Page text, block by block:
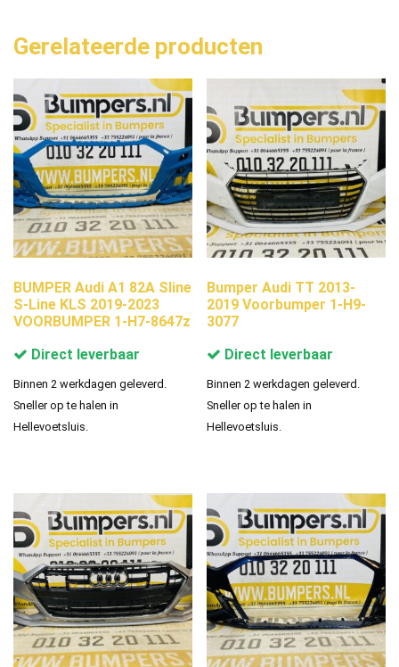
Gerelateerde producten
BUMPER Audi A1 82A Sline
S-Line KLS 2019-2023
VOORBUMPER 1-H7-8647z
Direct leverbaar
Binnen 2 werkdagen geleverd.
Sneller op te halen in
Hellevoetsluis.
Bumper Audi TT 2013-
2019 Voorbumper 1-H9-
3077
Direct leverbaar
Binnen 2 werkdagen geleverd.
Sneller op te halen in
Hellevoetsluis.